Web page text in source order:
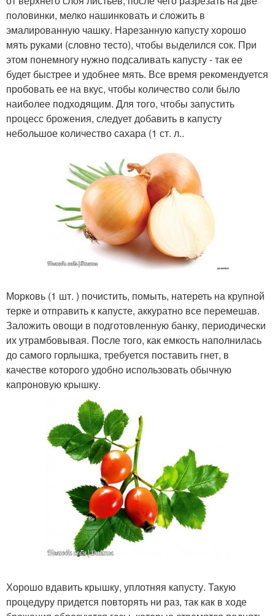
половинки, мелко нашинковать и сложить в
эмалированную чашку. Нарезанную капусту хорошо
мять руками (словно тесто), чтобы выделился сок. При
этом понемногу нужно подсаливать капусту - так ее
будет быстрее и удобнее мять. Все время рекомендуется
пробовать ее на вкус, чтобы количество соли было
наиболее подходящим. Для того, чтобы запустить
процесс брожения, следует добавить в капусту
небольшое количество сахара (1 ст. л..
Морковь (1 шт. ) почистить, помыть, натереть на крупной
терке и отправить к капусте, аккуратно все перемешав.
Заложить овощи в подготовленную банку, периодически
их утрамбовывая. После того, как емкость наполнилась
до самого горлышка, требуется поставить гнет, в
качестве которого удобно использовать обычную
капроновую крышку.
Хорошо вдавить крышку, уплотняя капусту. Такую
процедуру придется повторять ни раз, так как в ходе